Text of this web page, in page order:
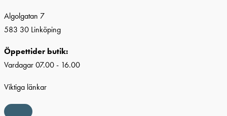
Algolgatan 7
583 30 Linköping
Öppettider butik:
Vardagar 07.00 - 16.00
Viktiga länkar